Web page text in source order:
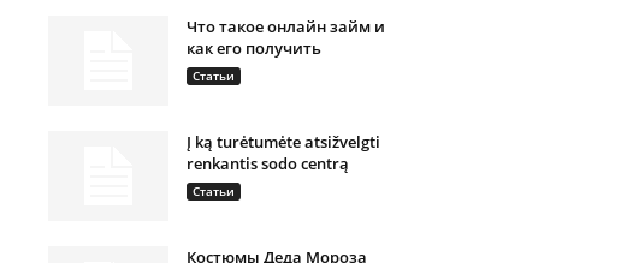
Что такое онлайн займ и
как его получить
Статьи
Į ką turėtumėte atsižvelgti
renkantis sodo centrą
Статьи
Костюмы Деда Мороза